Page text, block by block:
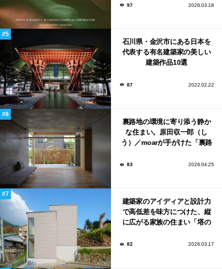
ンウィーク2026で初出展
97 2026.03.18
石川県・金沢市にある日本を
代表する有名建築家の美しい
建築作品10選
87 2022.02.22
裏路地の環境に寄り添う静か
な住まい。原田収一郎（し
う）／moarが手がけた「裏路
83 2026.04.25
建築家のアイディアと設計力
で高低差を味方につけた、縦
に広がる家族の住まい「塔の
82 2026.03.17